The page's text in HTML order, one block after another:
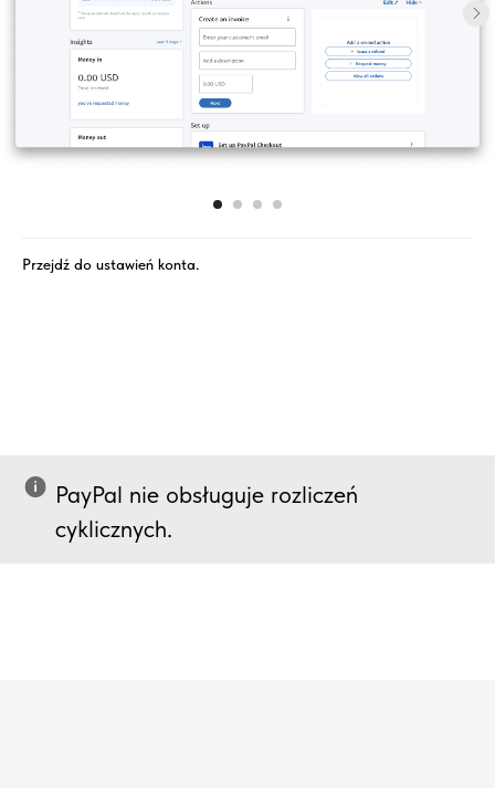
Przejdź do ustawień konta.
PayPal nie obsługuje rozliczeń
cyklicznych.